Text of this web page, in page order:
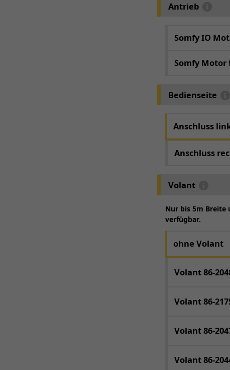
Antrieb
Somfy IO
Somfy Motor
Bedienseite
Anschluss
Anschluss
Volant
Nur bis 5m
verfügbar.
ohne Volant
Volant 86-
Volant 86-
Volant 86-
Volant 86-